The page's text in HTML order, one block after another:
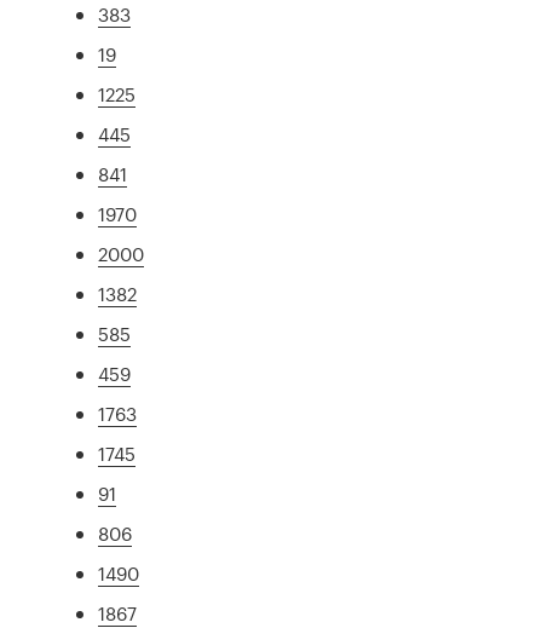
383
19
1225
445
841
1970
2000
1382
585
459
1763
1745
91
806
1490
1867